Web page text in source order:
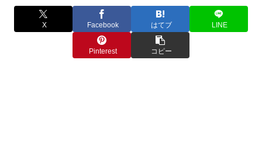
X Facebook はてブ LINE
Pinterest コピー